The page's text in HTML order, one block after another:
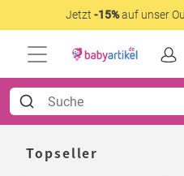
Jetzt -15%auf unser
Topseller